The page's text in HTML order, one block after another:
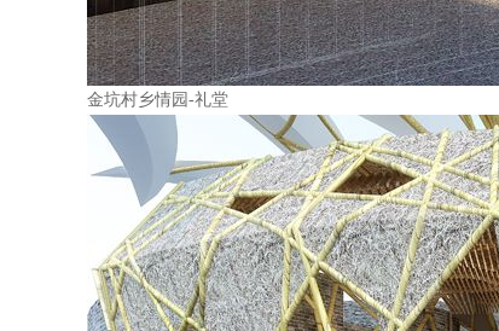
金坑村乡情园-礼堂